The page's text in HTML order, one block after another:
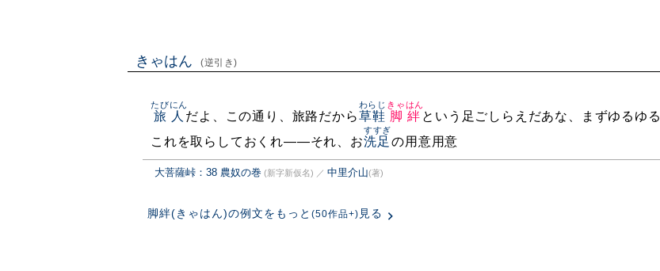
きゃはん (逆引き)
旅人
たびにん
だよ、この通り、旅路だから草鞋
わらじ
脚絆
きゃはん
という足ごしらえだあな、まずゆるゆる
これを取らしておくれ——それ、お洗足
すすぎ
の用意用意
大菩薩峠：38 農奴の巻 (新字新仮名) ／ 中里介山(著)
脚絆(きゃはん)の例文をもっと (50作品+) 見る